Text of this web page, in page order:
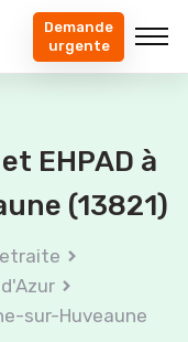
Demande
urgente
EHPAD à
(13821)
sur-Huveaune